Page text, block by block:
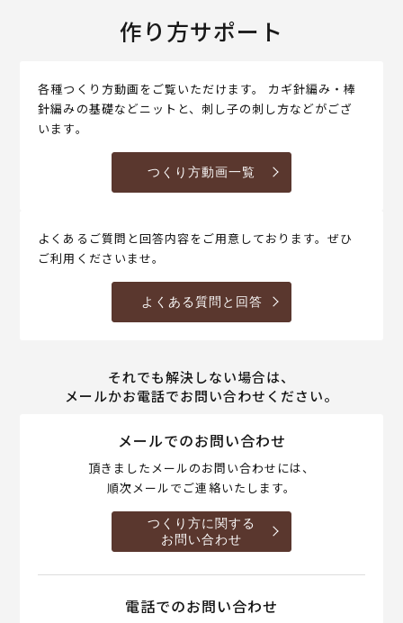
作り方サポート
各種つくり方動画をご覧いただけます。 カギ針編み・棒
針編みの基礎などニットと、刺し子の刺し方などがござ
います。
つくり方動画一覧
よくあるご質問と回答内容をご用意しております。ぜひ
ご利用くださいませ。
よくある質問と回答
それでも解決しない場合は、
メールかお電話でお問い合わせください。
メールでのお問い合わせ
頂きましたメールのお問い合わせには、
順次メールでご連絡いたします。
つくり方に関する
お問い合わせ
電話でのお問い合わせ